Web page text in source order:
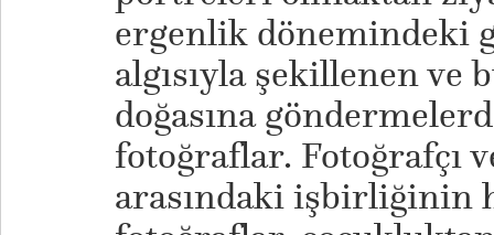
ergenlik dönemindeki
algısıyla şekillenen
doğasına
fotoğraflar. Fotoğrafçı
arasındaki işbirliğinin